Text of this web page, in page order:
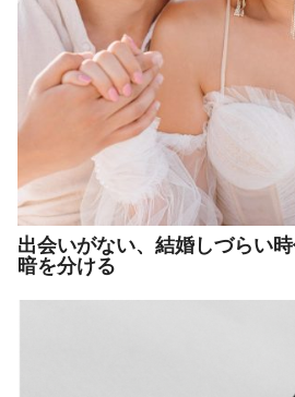
出会いがない、結婚しづらい
暗を分ける